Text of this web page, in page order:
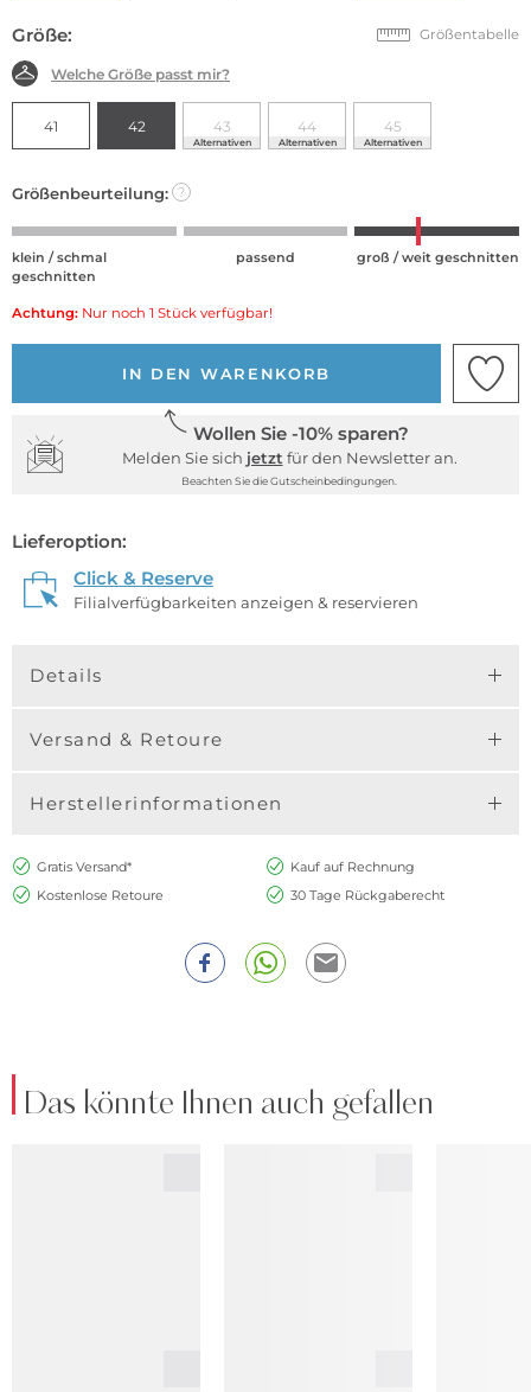
Größe: Größentabelle
Welche Größe passt mir?
41 42 43
Alternativen
44
Alternativen
45
Alternativen
Größenbeurteilung: ?
klein / schmal
geschnitten
passend groß / weit geschnitten
Achtung: Nur noch 1 Stück verfügbar!
IN DEN WARENKORB
Wollen Sie -10% sparen?
Melden Sie sich jetzt für den Newsletter an.
Beachten Sie die Gutscheinbedingungen.
Lieferoption:
Click & Reserve
Filialverfügbarkeiten anzeigen & reservieren
Details
Versand & Retoure
Herstellerinformationen
Gratis Versand*
Kauf auf Rechnung
Kostenlose Retoure
30 Tage Rückgaberecht
Das könnte Ihnen auch gefallen